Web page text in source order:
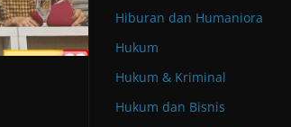
Hiburan dan Humaniora
Hukum
Hukum & Kriminal
Hukum dan Bisnis